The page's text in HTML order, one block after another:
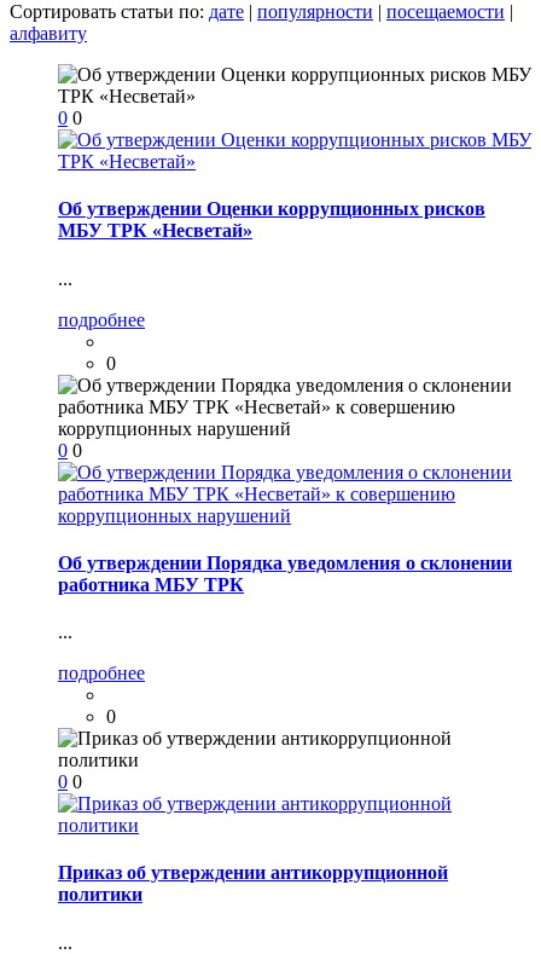
Сортировать статьи по: дате | популярности | посещаемости |
алфавиту
0 0
Об утверждении Оценки коррупционных рисков
МБУ ТРК «Несветай»
...
подробнее
0
0 0
Об утверждении Порядка уведомления о склонении
работника МБУ ТРК
...
подробнее
0
0 0
Приказ об утверждении антикоррупционной
политики
...